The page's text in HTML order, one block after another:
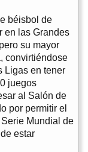
béisbol de
en las Grandes
su mayor
convirtiéndose
Ligas en tener
juegos
al Salón de
por permitir el
Mundial de
estar